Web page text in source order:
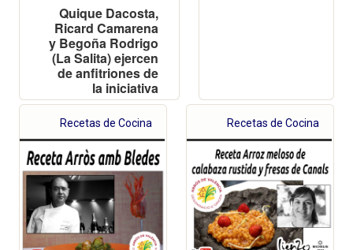
Quique Dacosta,
Ricard Camarena
y Begoña Rodrigo
(La Salita) ejercen
de anfitriones de
la iniciativa
Recetas de Cocina Recetas de Cocina